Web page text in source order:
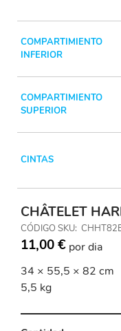
COMPARTIMIENTO
INFERIOR
COMPARTIMIENTO
SUPERIOR
CINTAS
CHÂTELET
CÓDIGO SKU
11,00 € por dia
34 × 55,5 × 82 cm
5,5 kg